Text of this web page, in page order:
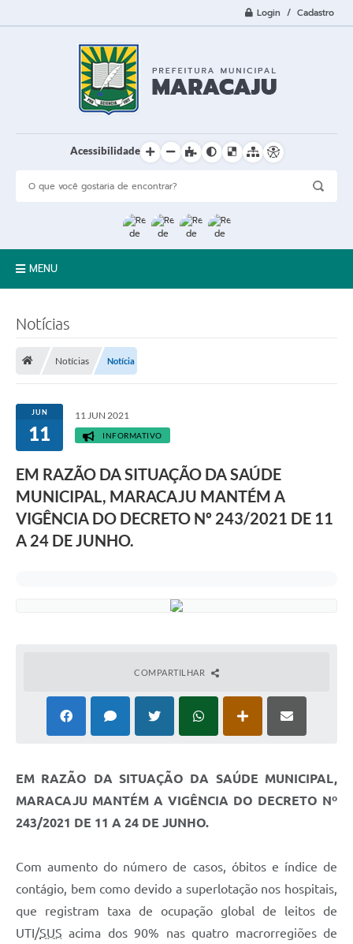
Login / Cadastro
Acessibilidade
MENU
LGPD
Licitações
Transparência
Publicações
Controladoria Geral Municipal
Serviços para o Servidor
Plano Municipal de Enfrentamento da Pandemia em
Decorrência de COVID-19 Educação - Adesão ao
Protocolo
Telefones Úteis
Notícias
Notícias Notícia
JUN
11
11 JUN 2021
INFORMATIVO
EM RAZÃO DA SITUAÇÃO DA SAÚDE
MUNICIPAL, MARACAJU MANTÉM A
VIGÊNCIA DO DECRETO Nº 243/2021 DE 11
A 24 DE JUNHO.
COMPARTILHAR
EM RAZÃO DA SITUAÇÃO DA SAÚDE MUNICIPAL,
MARACAJU MANTÉM A VIGÊNCIA DO DECRETO Nº
243/2021 DE 11 A 24 DE JUNHO.
Com aumento do número de casos, óbitos e índice de
contágio, bem como devido a superlotação nos hospitais,
que registram taxa de ocupação global de leitos de
UTI/SUS acima dos 90% nas quatro macrorregiões de